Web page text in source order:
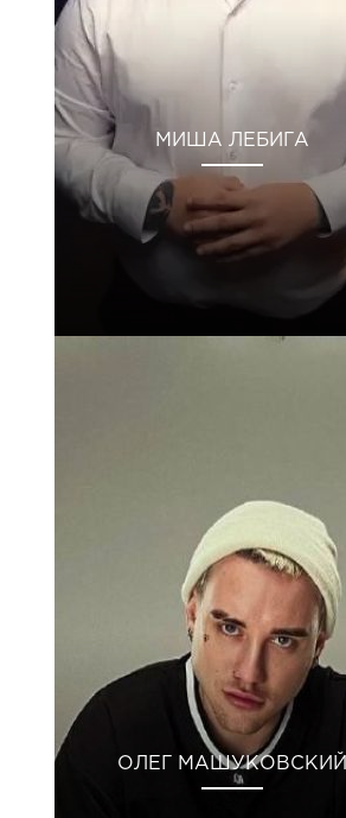
МИША ЛЕБИГА
ОЛЕГ МАШУКОВСКИЙ